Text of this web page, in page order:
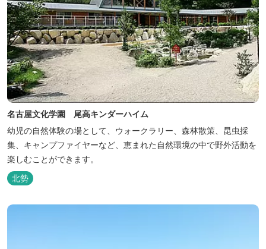
名古屋文化学園 尾高キンダーハイム
幼児の自然体験の場として、ウォークラリー、森林散策、昆虫採
集、キャンプファイヤーなど、恵まれた自然環境の中で野外活動を
楽しむことができます。
北勢